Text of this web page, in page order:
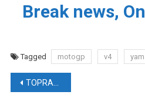
Break news,
Tagged motogp v4
Navegação
TOPRAK queria pagar um PNEU EXTRA no teste ou pedir a HONDA